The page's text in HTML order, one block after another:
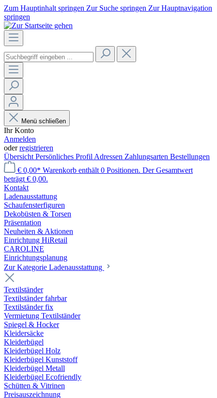
Zum Hauptinhalt springen Zur Suche springen Zur Hauptnavigation
springen
Menü schließen
Ihr Konto
Anmelden
oderregistrieren
Übersicht Persönliches Profil Adressen Zahlungsarten Bestellungen
€ 0,00* Warenkorb enthält 0 Positionen. Der Gesamtwert
beträgt € 0,00.
Kontakt
Laden­ausstattung
Schaufenster­figuren
Dekobüsten & Torsen
Präsentation
Neuheiten & Aktionen
Einrichtung HiRetail
CAROLINE
Einrichtungsplanung
Zur Kategorie Laden­ausstattung
Textilständer
Textilständer fahrbar
Textilständer fix
Vermietung Textilständer
Spiegel & Hocker
Kleidersäcke
Kleiderbügel
Kleiderbügel Holz
Kleiderbügel Kunststoff
Kleiderbügel Metall
Kleiderbügel Ecofriendly
Schütten & Vitrinen
Preisauszeichnung